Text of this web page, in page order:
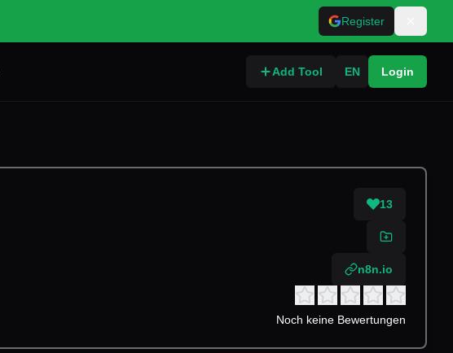
Register
Add Tool EN Login
13
n8n.io
Noch keine Bewertungen